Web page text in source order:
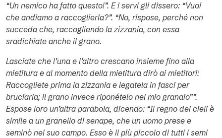
“Un nemico ha fatto questo!”. E i servi gli dissero: “Vuoi
che andiamo a raccoglierla?”. “No, rispose, perché non
succeda che, raccogliendo la zizzania, con essa
sradichiate anche il grano.
Lasciate che l’una e l’altro crescano insieme fino alla
mietitura e al momento della mietitura dirò ai mietitori:
Raccogliete prima la zizzania e legatela in fasci per
bruciarla; il grano invece riponételo nel mio granaio””.
Espose loro un’altra parabola, dicendo: “Il regno dei cieli è
simile a un granello di senape, che un uomo prese e
seminò nel suo campo. Esso è il più piccolo di tutti i semi